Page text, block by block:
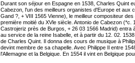
Durant son séjour en Espagne en 1538, Charles Quint
Cabezon, l'un des meilleurs organistes d'Europe et aux
Gand ?, + VIII 1565 Vienne), le meilleur compositeur
première moitié du XVle siècle. Antonio de Cabezon (*c.
Castrojeriz près de Burgos, + 26 03 1566 Madrid) entra
au service de la reine Isabelle, et à partir du 12. 02.
de Charles Quint. Il donna des cours de musique à
devint membre de sa chapelle. Avec Philippe Il entre
l'Allemagne et la Belgique. En 1554 il vint en Belgique